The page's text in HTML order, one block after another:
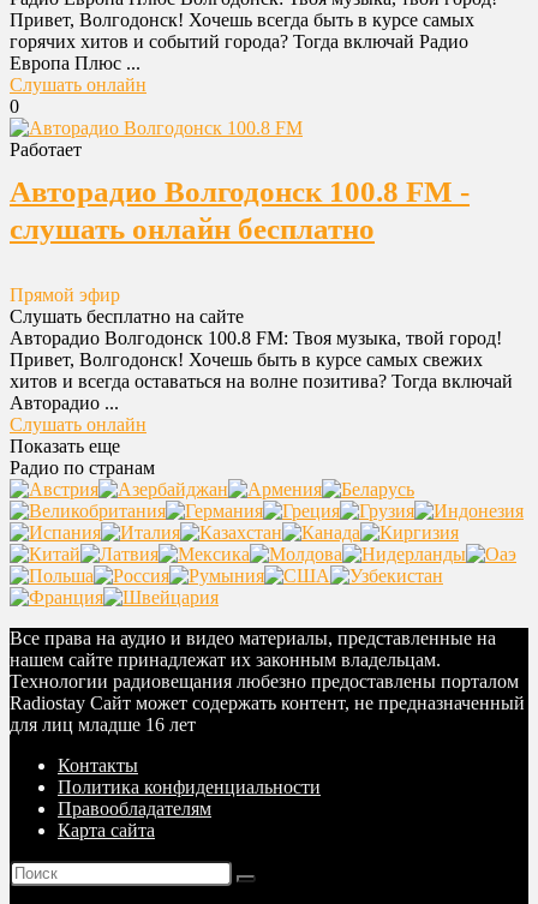
Привет, Волгодонск! Хочешь всегда быть в курсе самых
горячих хитов и событий города? Тогда включай Радио
Европа Плюс ...
Слушать онлайн
0
Работает
Авторадио Волгодонск 100.8 FM -
слушать онлайн бесплатно
Прямой эфир
Слушать бесплатно на сайте
Авторадио Волгодонск 100.8 FM: Твоя музыка, твой город!
Привет, Волгодонск! Хочешь быть в курсе самых свежих
хитов и всегда оставаться на волне позитива? Тогда включай
Авторадио ...
Слушать онлайн
Показать еще
Радио по странам
Все права на аудио и видео материалы, представленные на
нашем сайте принадлежат их законным владельцам.
Технологии радиовещания любезно предоставлены порталом
Radiostay Сайт может содержать контент, не предназначенный
для лиц младше 16 лет
Контакты
Политика конфиденциальности
Правообладателям
Карта сайта